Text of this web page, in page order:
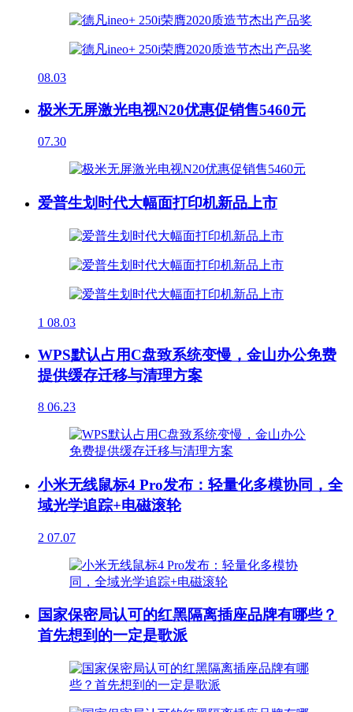
08.03
极米无屏激光电视N20优惠促销售5460元
07.30
爱普生划时代大幅面打印机新品上市
1 08.03
WPS默认占用C盘致系统变慢，金山办公免费
提供缓存迁移与清理方案
8 06.23
小米无线鼠标4 Pro发布：轻量化多模协同，全
域光学追踪+电磁滚轮
2 07.07
国家保密局认可的红黑隔离插座品牌有哪些？
首先想到的一定是歌派